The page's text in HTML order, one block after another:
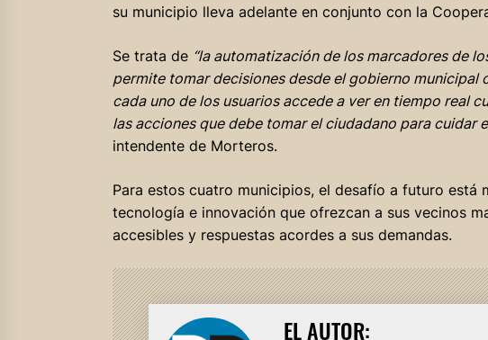
su municipio lleva adelante en conjunto con la
Se trata de “la automatización de los marcadores de
permite tomar decisiones desde el gobierno municipal
cada uno de los usuarios accede a ver en tiempo real
las acciones que debe tomar el ciudadano para cuidar
intendente de Morteros.
Para estos cuatro municipios, el desafío a futuro está
tecnología e innovación que ofrezcan a sus vecinos
accesibles y respuestas acordes a sus demandas.
EL AUTOR: